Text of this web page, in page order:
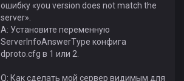
ошибку «you version does not match the
server».
A: Установите переменную
ServerInfoAnswerType конфига
dproto.cfg в 1 или 2.
Q: Как сделать мой сервер видимым для